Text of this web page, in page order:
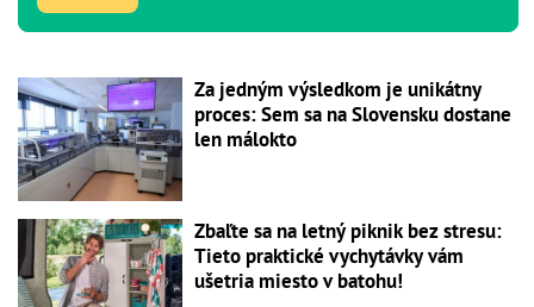
Za jedným výsledkom je unikátny
proces: Sem sa na Slovensku dostane
len málokto
Zbaľte sa na letný piknik bez stresu:
Tieto praktické vychytávky vám
ušetria miesto v batohu!